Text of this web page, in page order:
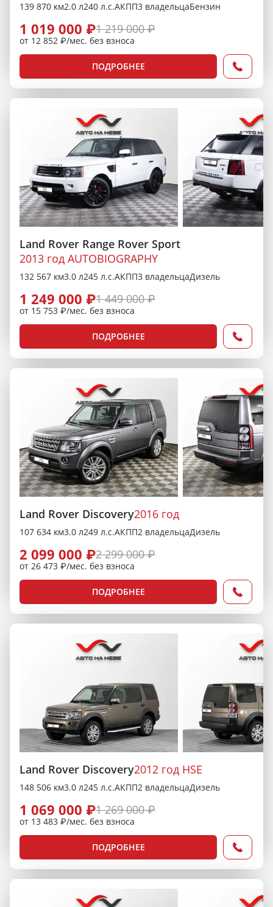
139 870 км2.0 л240 л.с.АКПП3 владельцаБензин
1 019 000 ₽1 219 000 ₽
от 12 852 ₽/мес. без взноса
ПОДРОБНЕЕ
Land Rover Range Rover Sport
2013 год AUTOBIOGRAPHY
132 567 км3.0 л245 л.с.АКПП3 владельцаДизель
1 249 000 ₽1 449 000 ₽
от 15 753 ₽/мес. без взноса
ПОДРОБНЕЕ
Land Rover Discovery2016 год
107 634 км3.0 л249 л.с.АКПП2 владельцаДизель
2 099 000 ₽2 299 000 ₽
от 26 473 ₽/мес. без взноса
ПОДРОБНЕЕ
Land Rover Discovery2012 год HSE
148 506 км3.0 л245 л.с.АКПП2 владельцаДизель
1 069 000 ₽1 269 000 ₽
от 13 483 ₽/мес. без взноса
ПОДРОБНЕЕ